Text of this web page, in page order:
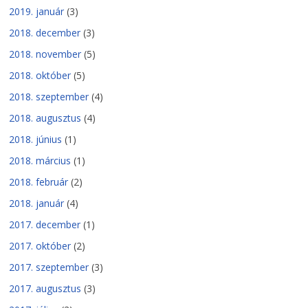
2019. január (3)
2018. december (3)
2018. november (5)
2018. október (5)
2018. szeptember (4)
2018. augusztus (4)
2018. június (1)
2018. március (1)
2018. február (2)
2018. január (4)
2017. december (1)
2017. október (2)
2017. szeptember (3)
2017. augusztus (3)